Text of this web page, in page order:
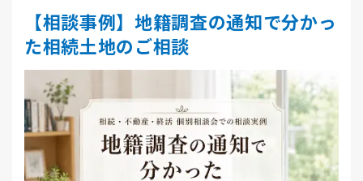
【相談事例】地籍調査の通知で分かっ
た相続土地のご相談